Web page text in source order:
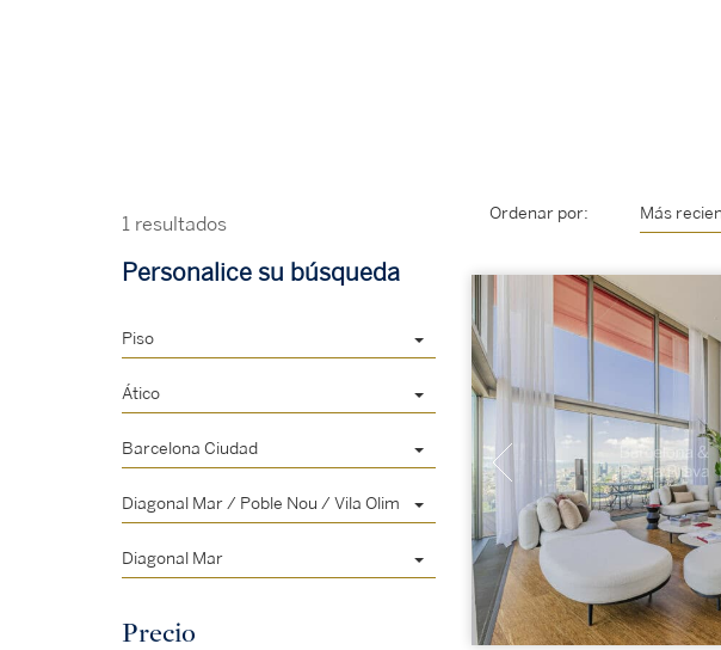
1 resultados
Personalice su búsqueda
Piso
Ático
Barcelona Ciudad
Diagonal Mar / Poble Nou / Vila Olimpica
Diagonal Mar
Precio
Ordenar por: Más